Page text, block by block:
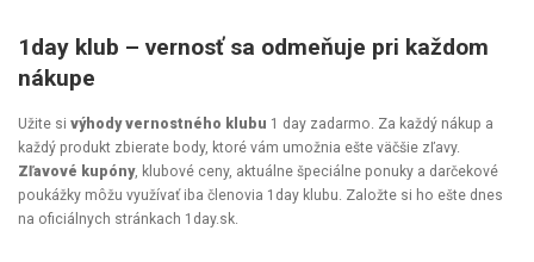
1day klub – vernosť sa odmeňuje pri každom
nákupe
Užite si výhody vernostného klubu 1 day zadarmo. Za každý nákup a
každý produkt zbierate body, ktoré vám umožnia ešte väčšie zľavy.
Zľavové kupóny, klubové ceny, aktuálne špeciálne ponuky a darčekové
poukážky môžu využívať iba členovia 1day klubu. Založte si ho ešte dnes
na oficiálnych stránkach 1day.sk.